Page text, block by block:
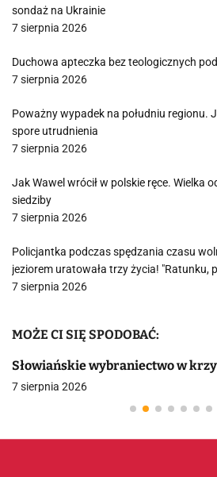
sondaż na Ukrainie
7 sierpnia 2026
Duchowa apteczka bez teologicznych
7 sierpnia 2026
Poważny wypadek na południu regionu.
spore utrudnienia
7 sierpnia 2026
Jak Wawel wrócił w polskie ręce. Wielka
siedziby
7 sierpnia 2026
Policjantka podczas spędzania czasu
jeziorem uratowała trzy życia! "Ratunku,
7 sierpnia 2026
MOŻE CI SIĘ SPODOBAĆ:
Słowiańskie wybraniectwo w
7 sierpnia 2026